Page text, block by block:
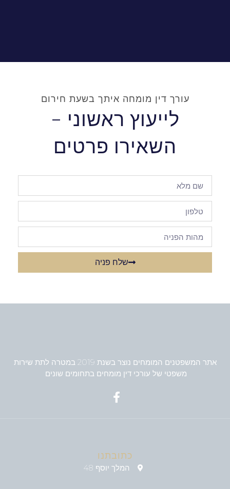
עורך דין מומחה איתך בשעת חירום
לייעוץ ראשוני -
השאירו פרטים
שלח פניה
אתר המשפטנים המומחים נוצר בשנת 2019 במטרה לתת שירות
משפטי של עורכי דין מומחים בתחומים שונים
כתובתנו
המלך יוסף 48